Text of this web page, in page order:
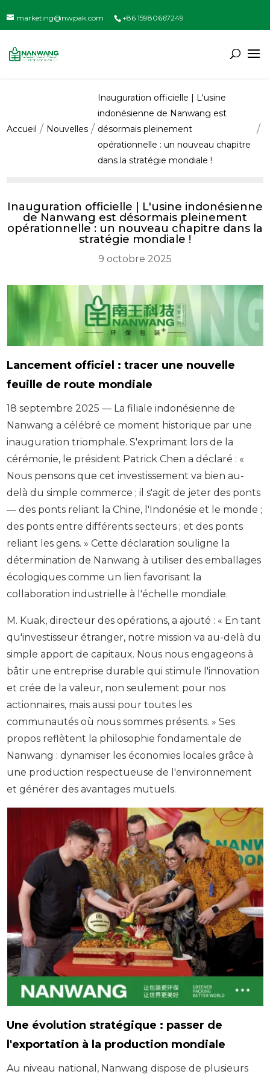
marketing@nwpak.com +86 15980667249
Accueil Nouvelles
Inauguration officielle | L'usine
indonésienne de Nanwang est
désormais pleinement
opérationnelle : un nouveau chapitre
dans la stratégie mondiale !
Inauguration officielle | L'usine indonésienne
de Nanwang est désormais pleinement
opérationnelle : un nouveau chapitre dans la
stratégie mondiale !
9 octobre 2025
Lancement officiel : tracer une nouvelle
feuille de route mondiale
18 septembre 2025 — La filiale indonésienne de
Nanwang a célébré ce moment historique par une
inauguration triomphale. S'exprimant lors de la
cérémonie, le président Patrick Chen a déclaré : «
Nous pensons que cet investissement va bien au-
delà du simple commerce ; il s'agit de jeter des ponts
— des ponts reliant la Chine, l'Indonésie et le monde ;
des ponts entre différents secteurs ; et des ponts
reliant les gens. » Cette déclaration souligne la
détermination de Nanwang à utiliser des emballages
écologiques comme un lien favorisant la
collaboration industrielle à l'échelle mondiale.
M. Kuak, directeur des opérations, a ajouté : « En tant
qu'investisseur étranger, notre mission va au-delà du
simple apport de capitaux. Nous nous engageons à
bâtir une entreprise durable qui stimule l'innovation
et crée de la valeur, non seulement pour nos
actionnaires, mais aussi pour toutes les
communautés où nous sommes présents. » Ses
propos reflètent la philosophie fondamentale de
Nanwang : dynamiser les économies locales grâce à
une production respectueuse de l'environnement
et générer des avantages mutuels.
Une évolution stratégique : passer de
l'exportation à la production mondiale
Au niveau national, Nanwang dispose de plusieurs